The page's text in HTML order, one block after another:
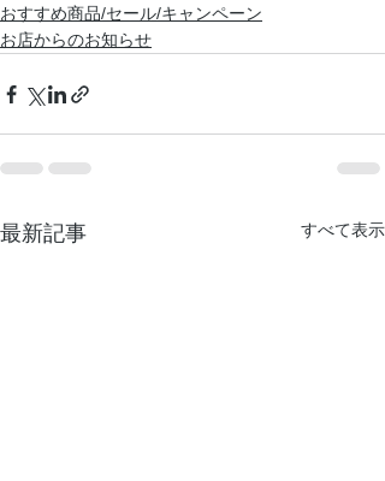
おすすめ商品/セール/キャンペーン
お店からのお知らせ
最新記事 すべて表示